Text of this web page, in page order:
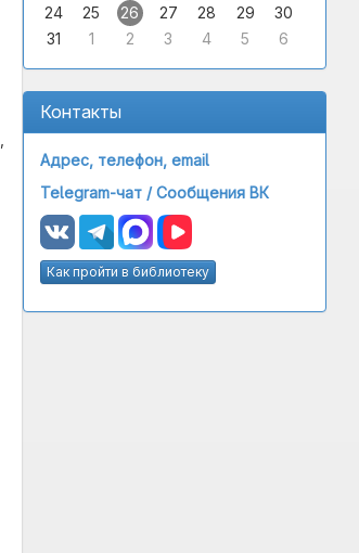
24
25 26 27 28 29
30
31
1 2 3 4 5 6
Контакты
Адрес, телефон, email
Telegram-чат /Сообщения ВК
Как пройти в библиотеку